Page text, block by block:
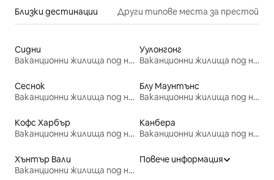
Близки дестинации Други типове места за престой
Сидни
Ваканционни жилища под наем
Уулонгонг
Ваканционни жилища под наем
Сеснок
Ваканционни жилища под наем
Блу Маунтънс
Ваканционни жилища под наем
Кофс Харбър
Ваканционни жилища под наем
Канбера
Ваканционни жилища под наем
Хънтър Вали
Ваканционни жилища под наем
Повече информация